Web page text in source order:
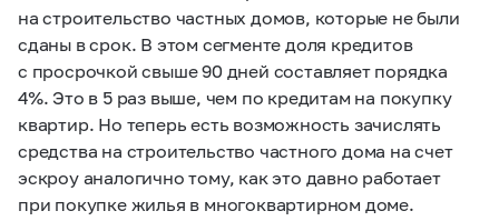
на строительство частных домов, которые не были
сданы в срок. В этом сегменте доля кредитов
с просрочкой свыше 90 дней составляет порядка
4%. Это в 5 раз выше, чем по кредитам на покупку
квартир. Но теперь есть возможность зачислять
средства на строительство частного дома на счет
эскроу аналогично тому, как это давно работает
при покупке жилья в многоквартирном доме.